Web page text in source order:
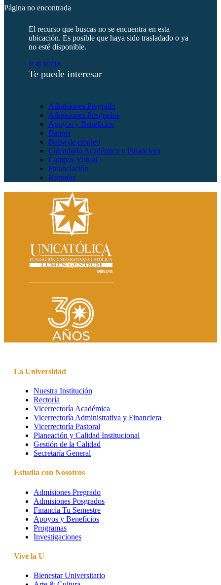
Página no encontrada
El recurso que buscas no se encuentra en esta
ubicación. Es posible que haya sido trasladado o ya
no esté disponible.
Ir al inicio
Te puede interesar
Admisiones Pregrado
Admisiones Posgrados
Apoyos y Beneficios
Banner
Bolsa de empleo
Calendario Académico y Financiero
Campus Virtual
Financiación
Horarios
La Universidad
Nuestra Institución
Rectoría
Vicerrectoría Académica
Vicerrectoría Administrativa y Financiera
Vicerrectoría Pastoral
Planeación y Calidad Institucional
Gestión de la Calidad
Secretaría General
Estudia con Nosotros
Admisiones Pregrado
Admisiones Posgrados
Financia Tu Semestre
Apoyos y Beneficios
Programas
Investigaciones
Vive la U
Bienestar Universitario